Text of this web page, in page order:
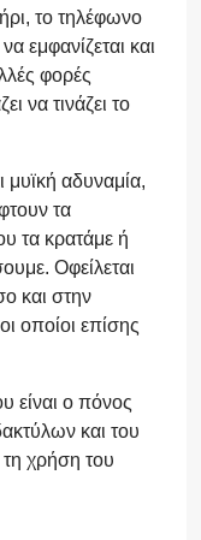
το τηλέφωνο
εμφανίζεται και
φορές
να τινάζει το
αδυναμία,
τα
τα κρατάμε ή
Οφείλεται
και στην
οποίοι επίσης
είναι ο πόνος
και του
τη χρήση του